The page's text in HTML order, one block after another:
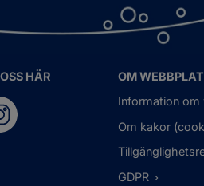
HÄR
OM
Information
Om kakor
GDPR